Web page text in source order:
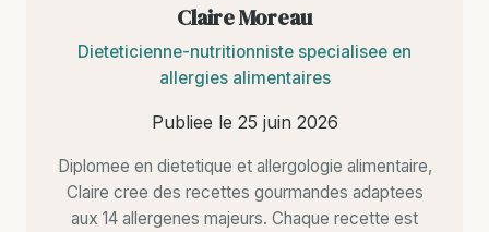
Claire Moreau
Dieteticienne-nutritionniste specialisee en
allergies alimentaires
Publiee le 25 juin 2026
Diplomee en dietetique et allergologie alimentaire,
Claire cree des recettes gourmandes adaptees
aux 14 allergenes majeurs. Chaque recette est